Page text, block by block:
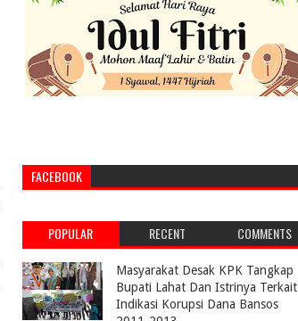
FACEBOOK
POPULAR RECENT COMMENTS
Masyarakat Desak KPK Tangkap
Bupati Lahat Dan Istrinya Terkait
Indikasi Korupsi Dana Bansos